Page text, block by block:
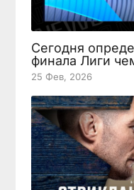
Сегодня
финала Лиги
25 Фев, 2026